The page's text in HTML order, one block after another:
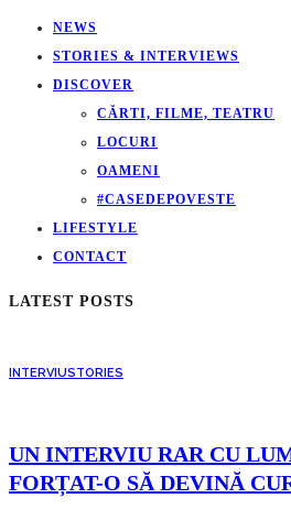
NEWS
STORIES & INTERVIEWS
DISCOVER
CĂRTI, FILME, TEATRU
LOCURI
OAMENI
#CASEDEPOVESTE
LIFESTYLE
CONTACT
LATEST POSTS
INTERVIUSTORIES
UN INTERVIU RAR CU
FORȚAT-O SĂ DEVINĂ